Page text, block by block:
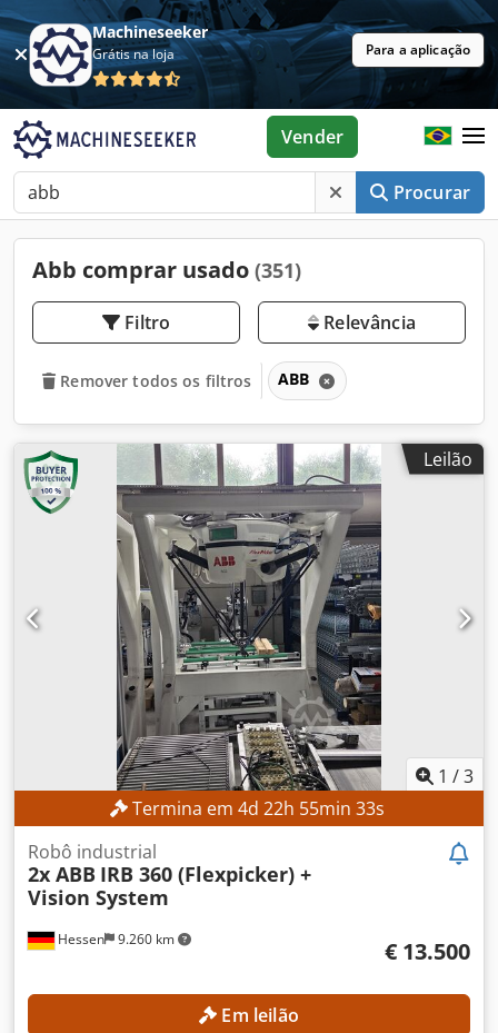
Machineseeker
Grátis na loja Para a aplicação
Procurar
Vender
Abb comprar usado (351)
Filtro Relevância
Remover todos os filtros ABB
Leilão
1 /3
Termina em 4d 22h 55min 30s
Hessen 9.260 km
Robô industrial
2x ABB IRB 360 (Flexpicker) +
Vision System
€ 13.500
Em leilão